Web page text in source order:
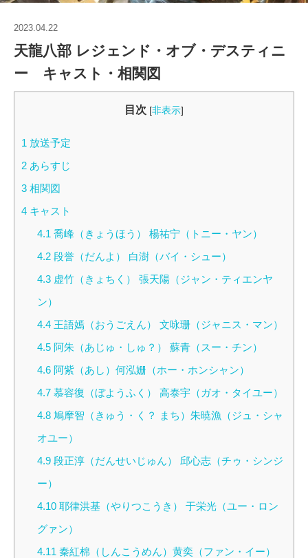
2023.04.22
天龍八部 レジェンド・オブ・デスティニ
ー キャスト・相関図
目次 [非表示]
1 放送予定
2 あらすじ
3 相関図
4 キャスト
4.1 喬峰（きょうほう） 楊祐宁（トニー・ヤン）
4.2段誉（だんよ） 白澍（バイ・シュー）
4.3虚竹（きょちく） 張天陽（ジャン・ティエンヤ
ン）
4.4王語嫣（おうごえん） 文咏珊（ジャニス・マン）
4.5阿朱（あじゅ・しゅ？） 蘇青（スー・チン）
4.6阿紫（あし）何泓姗（ホー・ホンシャン）
4.7慕容復（ぼようふく） 高泰宇（ガオ・タイユー）
4.8鳩摩智（きゅう・く？ まち）朱暁漁（ジュ・シャ
オユー）
4.9段正淳（だんせいじゅん） 邱心志（チゥ・シンジ
ー）
4.10耶律洪基（やりつこうき） 于栄光（ユー・ロン
グァン）
4.11 秦紅棉（しんこうめん）黄奕（ファン・イー）